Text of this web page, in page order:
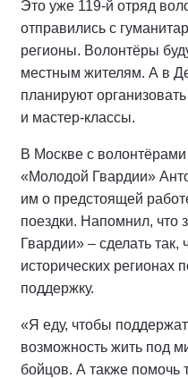
Это уже 119-й отряд
отправились с
регионы. Волонтёры
местным жителям. А в
планируют
и мастер-классы.
В Москве с волонтёрами
«Молодой Гвардии»
им о предстоящей
поездки. Напомнил, что
Гвардии» – сделать
исторических регионах
поддержку.
«Я еду, чтобы
возможность жить под
бойцов. А также помочь